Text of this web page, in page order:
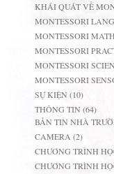
KHÁI QUÁT VỀ
MONTESSORI
MONTESSORI
MONTESSORI
MONTESSORI
MONTESSORI
SỰ KIỆN (10)
THÔNG TIN (64)
BẢN TIN NHÀ
CAMERA (2)
CHƯƠNG TRÌNH
CHƯƠNG TRÌNH